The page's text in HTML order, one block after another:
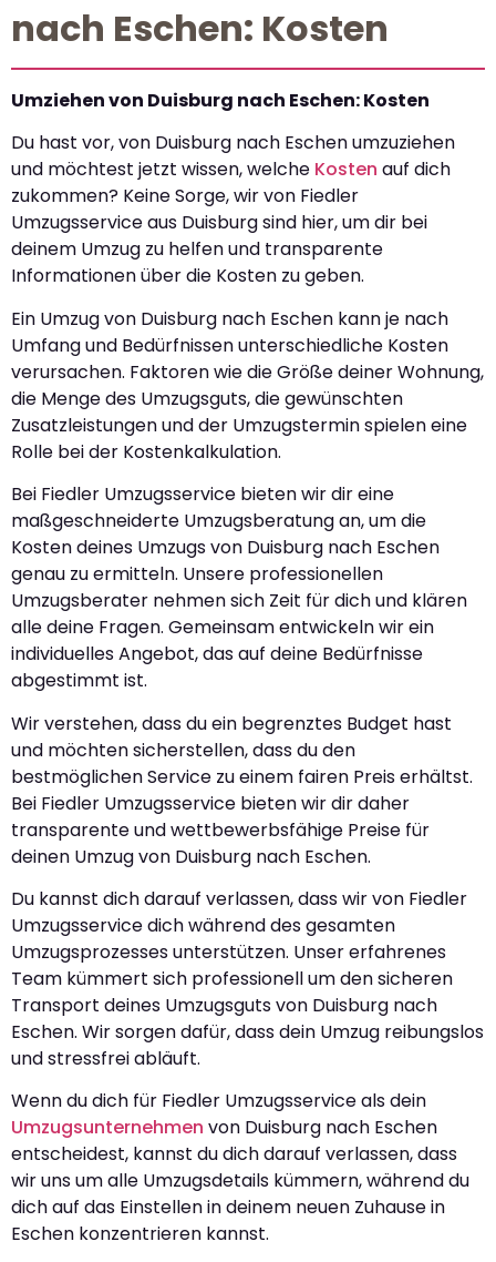
nach Eschen: Kosten
Umziehen von Duisburg nach Eschen: Kosten
Du hast vor, von Duisburg nach Eschen umzuziehen
und möchtest jetzt wissen, welche Kosten auf dich
zukommen? Keine Sorge, wir von Fiedler
Umzugsservice aus Duisburg sind hier, um dir bei
deinem Umzug zu helfen und transparente
Informationen über die Kosten zu geben.
Ein Umzug von Duisburg nach Eschen kann je nach
Umfang und Bedürfnissen unterschiedliche Kosten
verursachen. Faktoren wie die Größe deiner Wohnung,
die Menge des Umzugsguts, die gewünschten
Zusatzleistungen und der Umzugstermin spielen eine
Rolle bei der Kostenkalkulation.
Bei Fiedler Umzugsservice bieten wir dir eine
maßgeschneiderte Umzugsberatung an, um die
Kosten deines Umzugs von Duisburg nach Eschen
genau zu ermitteln. Unsere professionellen
Umzugsberater nehmen sich Zeit für dich und klären
alle deine Fragen. Gemeinsam entwickeln wir ein
individuelles Angebot, das auf deine Bedürfnisse
abgestimmt ist.
Wir verstehen, dass du ein begrenztes Budget hast
und möchten sicherstellen, dass du den
bestmöglichen Service zu einem fairen Preis erhältst.
Bei Fiedler Umzugsservice bieten wir dir daher
transparente und wettbewerbsfähige Preise für
deinen Umzug von Duisburg nach Eschen.
Du kannst dich darauf verlassen, dass wir von Fiedler
Umzugsservice dich während des gesamten
Umzugsprozesses unterstützen. Unser erfahrenes
Team kümmert sich professionell um den sicheren
Transport deines Umzugsguts von Duisburg nach
Eschen. Wir sorgen dafür, dass dein Umzug reibungslos
und stressfrei abläuft.
Wenn du dich für Fiedler Umzugsservice als dein
Umzugsunternehmen von Duisburg nach Eschen
entscheidest, kannst du dich darauf verlassen, dass
wir uns um alle Umzugsdetails kümmern, während du
dich auf das Einstellen in deinem neuen Zuhause in
Eschen konzentrieren kannst.